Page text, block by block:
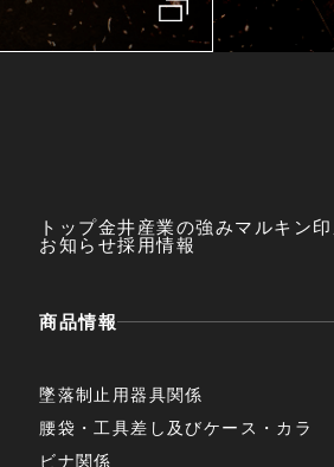
トップ金井産業の強みマルキン印
お知らせ採用情報
商品情報
墜落制止用器具関係
腰袋・工具差し及びケース・カラ
ビナ関係